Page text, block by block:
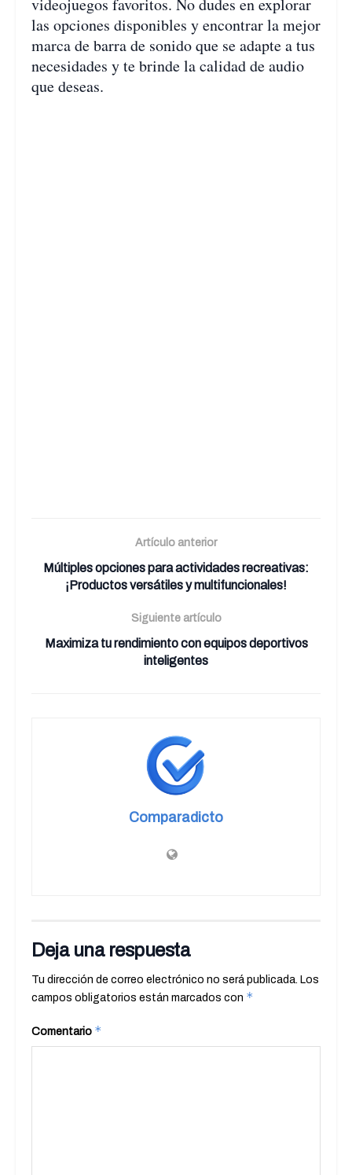
videojuegos favoritos. No dudes en explorar
las opciones disponibles y encontrar la mejor
marca de barra de sonido que se adapte a tus
necesidades y te brinde la calidad de audio
que deseas.
Artículo anterior
Múltiples opciones para actividades recreativas:
¡Productos versátiles y multifuncionales!
Siguiente artículo
Maximiza tu rendimiento con equipos deportivos
inteligentes
Comparadicto
Deja una respuesta
Tu dirección de correo electrónico no será publicada. Los
campos obligatorios están marcados con *
Comentario *